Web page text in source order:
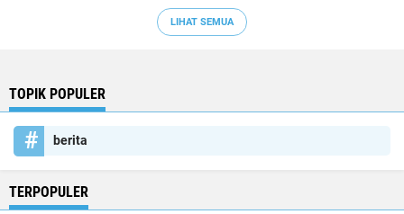
LIHAT SEMUA
TOPIK POPULER
berita
TERPOPULER